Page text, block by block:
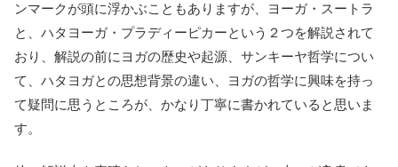
ンマークが頭に浮かぶこともありますが、ヨーガ・スートラ
と、ハタヨーガ・プラディーピカーという２つを解説されて
おり、解説の前にヨガの歴史や起源、サンキーヤ哲学につい
て、ハタヨガとの思想背景の違い、ヨガの哲学に興味を持っ
て疑問に思うところが、かなり丁寧に書かれていると思いま
す。